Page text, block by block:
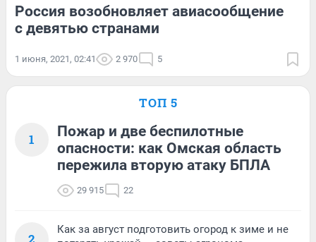
Россия возобновляет авиасообщение
с девятью странами
1 июня, 2021, 02:41 2 970 5
ТОП 5
1
Пожар и две беспилотные
опасности: как Омская область
пережила вторую атаку БПЛА
29 915 22
Как за август подготовить огород к зиме и не